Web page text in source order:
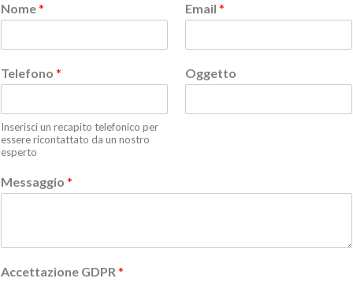
Nome* Email *
Telefono *
Inserisci un recapito telefonico per
essere ricontattato da un nostro
esperto
Oggetto
Messaggio *
Accettazione GDPR *